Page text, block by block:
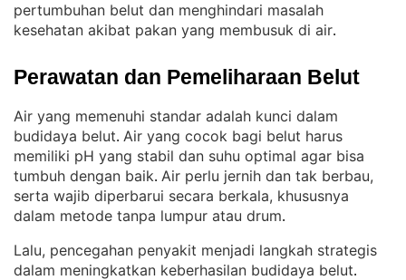
pertumbuhan belut dan menghindari masalah
kesehatan akibat pakan yang membusuk di air.
Perawatan dan Pemeliharaan Belut
Air yang memenuhi standar adalah kunci dalam
budidaya belut. Air yang cocok bagi belut harus
memiliki pH yang stabil dan suhu optimal agar bisa
tumbuh dengan baik. Air perlu jernih dan tak berbau,
serta wajib diperbarui secara berkala, khususnya
dalam metode tanpa lumpur atau drum.
Lalu, pencegahan penyakit menjadi langkah strategis
dalam meningkatkan keberhasilan budidaya belut